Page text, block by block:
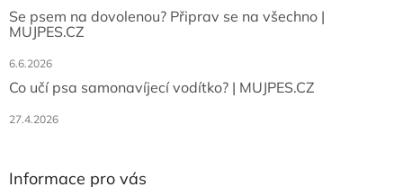
Se psem na dovolenou? Připrav se na všechno |
MUJPES.CZ
6.6.2026
Co učí psa samonavíjecí vodítko? | MUJPES.CZ
27.4.2026
Informace pro vás